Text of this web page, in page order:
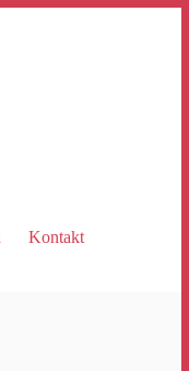
Kontakt